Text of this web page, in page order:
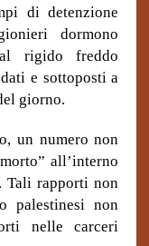
di detenzione
dormono
rigido freddo
e sottoposti a
giorno.
un numero non
all’interno
Tali rapporti non
palestinesi non
nelle carceri